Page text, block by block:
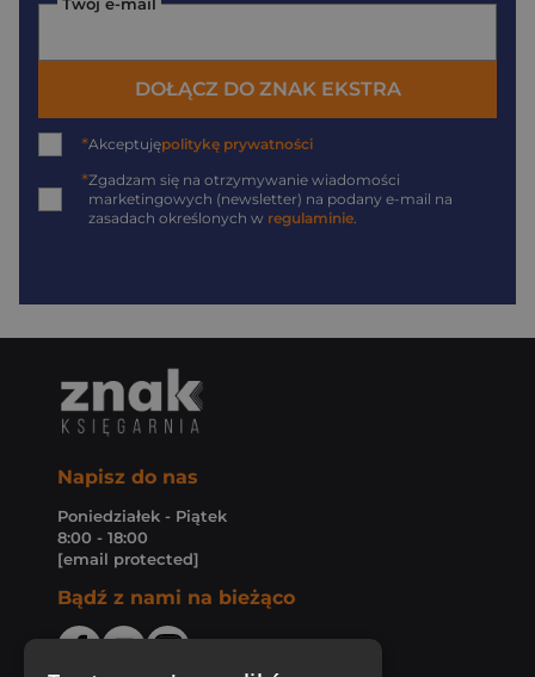
DOŁĄCZ DO ZNAK EKSTRA
*Akceptujępolitykę prywatności
*Zgadzam się na otrzymywanie wiadomości
marketingowych (newsletter) na podany e-mail na
zasadach określonych w regulaminie.
Napisz do nas
Poniedziałek - Piątek
8:00 - 18:00
[email protected]
Bądź z nami na bieżąco